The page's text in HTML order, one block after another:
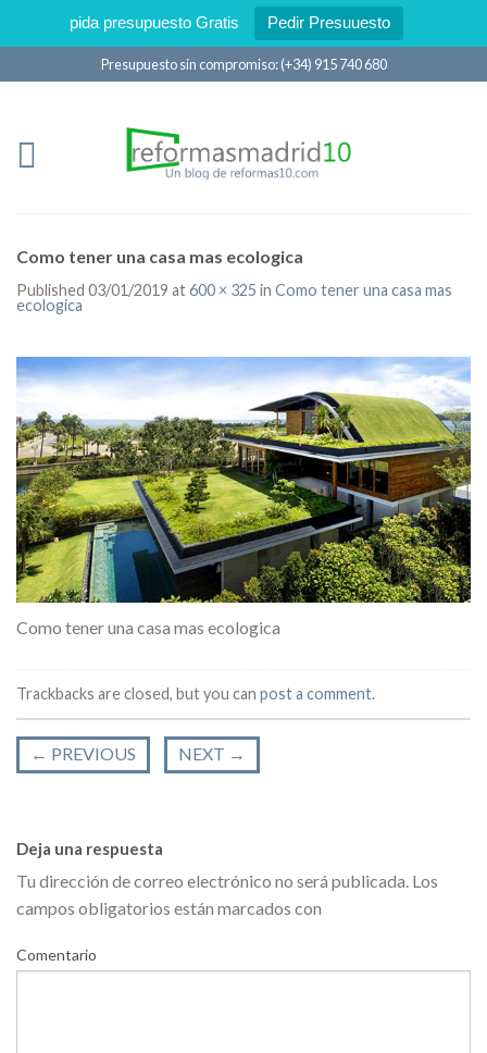
pida presupuesto Gratis Pedir Presuuesto
Presupuesto sin compromiso: (+34) 915 740 680
Como tener una casa mas ecologica
Published 03/01/2019 at600 × 325 in Como tener una casa mas
ecologica
Como tener una casa mas ecologica
Trackbacks are closed, but you can post a comment.
← PREVIOUS NEXT →
Deja una respuesta
Tu dirección de correo electrónico no será publicada. Los
campos obligatorios están marcados con
Comentario